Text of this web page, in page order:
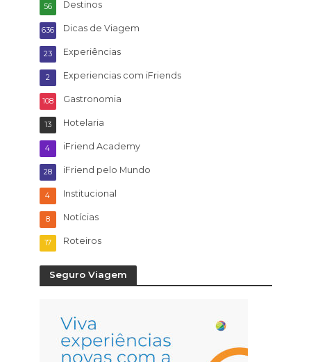
Destinos
56
Dicas de Viagem
636
Experiências
23
Experiencias com iFriends
2
Gastronomia
108
Hotelaria
13
iFriend Academy
4
iFriend pelo Mundo
28
Institucional
4
Notícias
8
Roteiros
17
Seguro Viagem